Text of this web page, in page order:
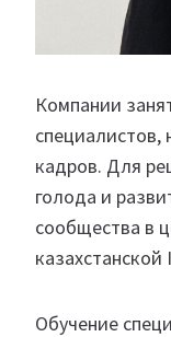
Компании
специалистов,
кадров. Для
голода и
сообщества в
Обучение